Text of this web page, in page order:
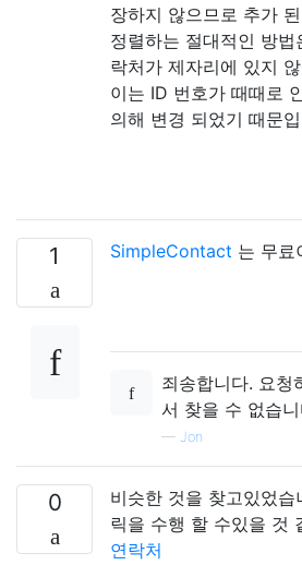
장하지 않으므로 추가
정렬하는 절대적인 방
락처가 제자리에 있지
이는 ID 번호가 때때로
의해 변경 되었기 때문
1 SimpleContact 는 무료
죄송합니다. 요청
서 찾을 수 없습
— Jon
0
비슷한 것을 찾고있었
릭을 수행 할 수있을 것
연락처